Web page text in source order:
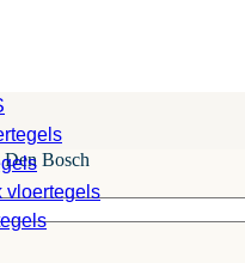
Bosch
vloertegels